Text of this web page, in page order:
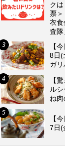
ク
票＞
衣食
査隊
【
8日(
ガリ
【
ル
ね
【
7日(